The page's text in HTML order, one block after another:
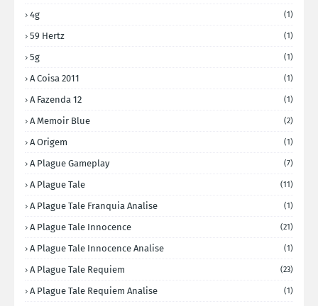
4g (1)
59 Hertz (1)
5g (1)
A Coisa 2011 (1)
A Fazenda 12 (1)
A Memoir Blue (2)
A Origem (1)
A Plague Gameplay (7)
A Plague Tale (11)
A Plague Tale Franquia Analise (1)
A Plague Tale Innocence (21)
A Plague Tale Innocence Analise (1)
A Plague Tale Requiem (23)
A Plague Tale Requiem Analise (1)